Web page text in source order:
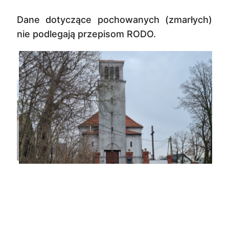
Dane dotyczące pochowanych (zmarłych)
nie podlegają przepisom RODO.